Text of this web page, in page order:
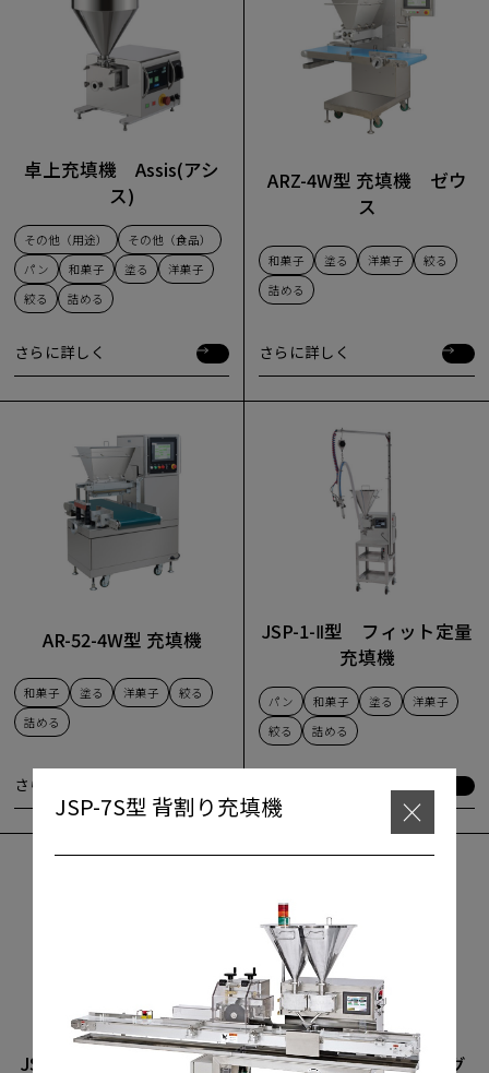
卓上充填機 Assis(アシ
ス)
その他（用途）
その他（食品）
パン
和菓子 塗る
洋菓子
絞る
詰める
さらに詳しく
さらに詳しく
ARZ-4W型 充填機 ゼウ
ス
和菓子 塗る 洋菓子
絞る
詰める
さらに詳しく
さらに詳しく
AR-52-4W型 充填機
和菓子 塗る 洋菓子
絞る
詰める
さらに詳しく
さらに詳しく
JSP-1-Ⅱ型 フィット定量
充填機
パン 和菓子 塗る
洋菓子
絞る
詰める
さらに詳しく
JSM-2型 コーティングマ JSP-2M型 コーティング
JSP-7S型 背割り充填機 ×